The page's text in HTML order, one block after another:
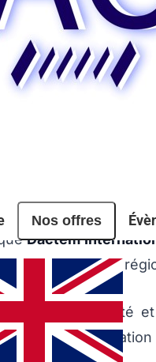
Nos offres
le concours
Dactem
innovants de la
la
pour l’innovation